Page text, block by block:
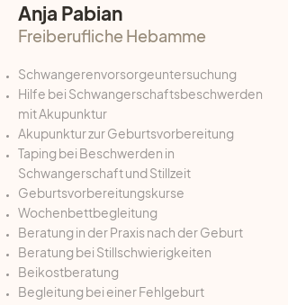
Anja Pabian
Freiberufliche Hebamme
Schwangerenvorsorgeuntersuchung
Hilfe bei Schwangerschaftsbeschwerden
mit Akupunktur
Akupunktur zur Geburtsvorbereitung
Taping bei Beschwerden in
Schwangerschaft und Stillzeit
Geburtsvorbereitungskurse
Wochenbettbegleitung
Beratung in der Praxis nach der Geburt
Beratung bei Stillschwierigkeiten
Beikostberatung
Begleitung bei einer Fehlgeburt